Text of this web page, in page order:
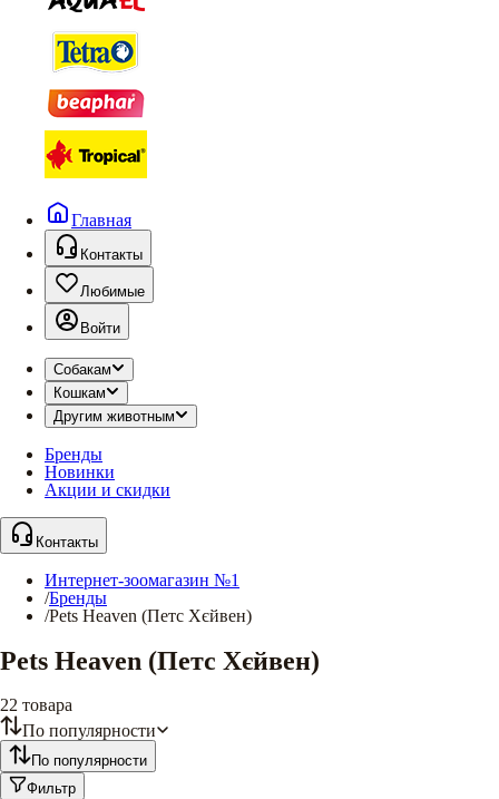
Главная
Контакты
Любимые
Войти
Собакам
Кошкам
Другим животным
Бренды
Новинки
Акции и скидки
Контакты
Интернет-зоомагазин №1
/Бренды
/Pets Heaven (Петс Хєйвен)
Pets Heaven (Петс Хєйвен)
22 товара
По популярности
По популярности
Фильтр